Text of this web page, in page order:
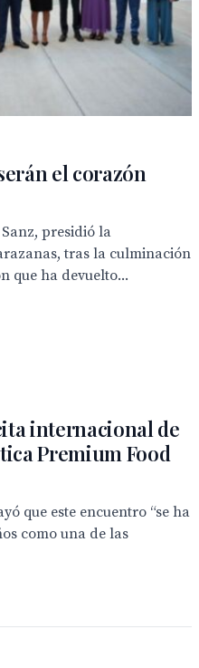
el corazón
presidió la
tras la culminación
que ha devuelto...
internacional de
Premium Food
que este encuentro “se ha
como una de las